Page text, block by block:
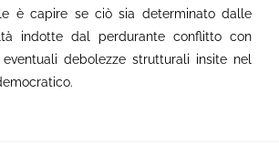
è capire se ciò sia determinato dalle
indotte dal perdurante conflitto con
debolezze strutturali insite nel